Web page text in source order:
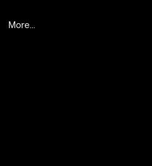
More...